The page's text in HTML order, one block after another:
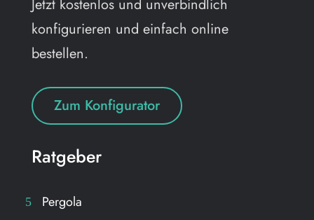
Jetzt kostenlos und unverbindlich
konfigurieren und einfach online
bestellen.
Zum Konfigurator
Ratgeber
Pergola